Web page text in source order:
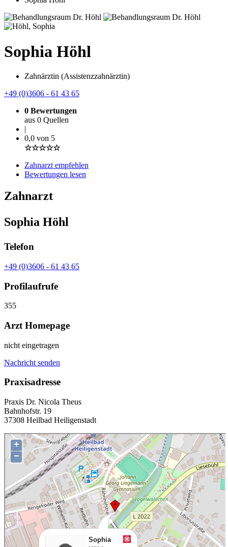
Sophia Höhl
Zahnärztin (Assistenzzahnärztin)
+49 (0)3606 - 61 43 65
0 Bewertungen
aus 0 Quellen
|
0,0 von 5
☆☆☆☆☆
Zahnarzt empfehlen
Bewertungen lesen
Zahnarzt
Sophia Höhl
Telefon
+49 (0)3606 - 61 43 65
Profilaufrufe
355
Arzt Homepage
nicht eingetragen
Nachricht senden
Praxisadresse
Praxis Dr. Nicola Theus
Bahnhofstr. 19
37308 Heilbad Heiligenstadt